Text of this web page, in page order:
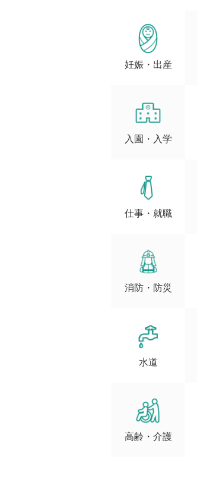
妊娠・出産
入園・入学
仕事・就職
消防・防災
水道
高齢・介護